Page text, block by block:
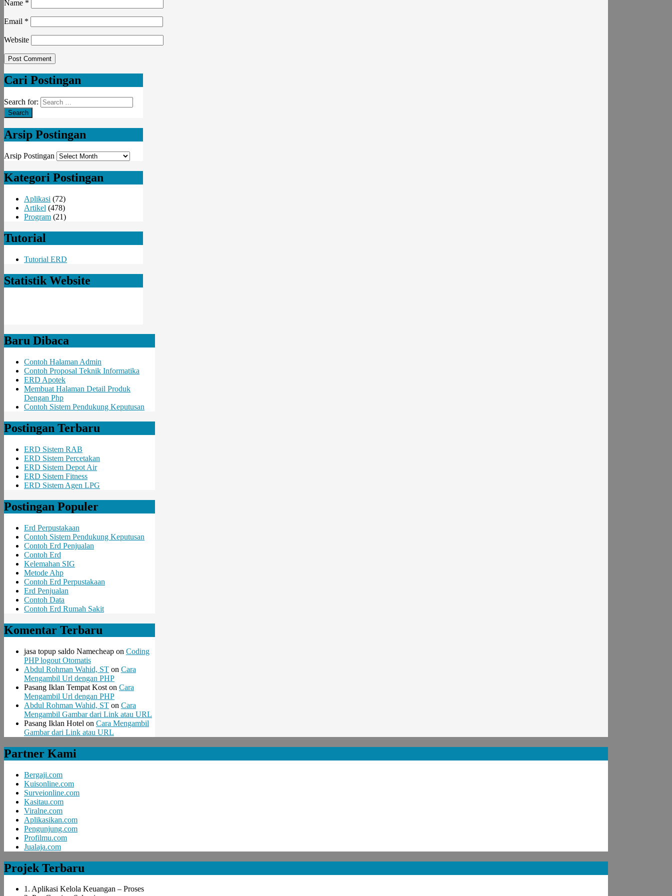
Name *
Email *
Website
Cari Postingan
Search for:
Arsip Postingan
Arsip Postingan
Kategori Postingan
Aplikasi (72)
Artikel (478)
Program (21)
Tutorial
Tutorial ERD
Statistik Website
Baru Dibaca
Contoh Halaman Admin
Contoh Proposal Teknik Informatika
ERD Apotek
Membuat Halaman Detail Produk
Dengan Php
Contoh Sistem Pendukung Keputusan
Postingan Terbaru
ERD Sistem RAB
ERD Sistem Percetakan
ERD Sistem Depot Air
ERD Sistem Fitness
ERD Sistem Agen LPG
Postingan Populer
Erd Perpustakaan
Contoh Sistem Pendukung Keputusan
Contoh Erd Penjualan
Contoh Erd
Kelemahan SIG
Metode Ahp
Contoh Erd Perpustakaan
Erd Penjualan
Contoh Data
Contoh Erd Rumah Sakit
Komentar Terbaru
jasa topup saldo Namecheap on Coding
PHP logout Otomatis
Abdul Rohman Wahid, ST on Cara
Mengambil Url dengan PHP
Pasang Iklan Tempat Kost on Cara
Mengambil Url dengan PHP
Abdul Rohman Wahid, ST on Cara
Mengambil Gambar dari Link atau URL
Pasang Iklan Hotel on Cara Mengambil
Gambar dari Link atau URL
Partner Kami
Bergaji.com
Kuisonline.com
Surveionline.com
Kasitau.com
Viralne.com
Aplikasikan.com
Pengunjung.com
Profilmu.com
Jualaja.com
Projek Terbaru
1. Aplikasi Kelola Keuangan – Proses